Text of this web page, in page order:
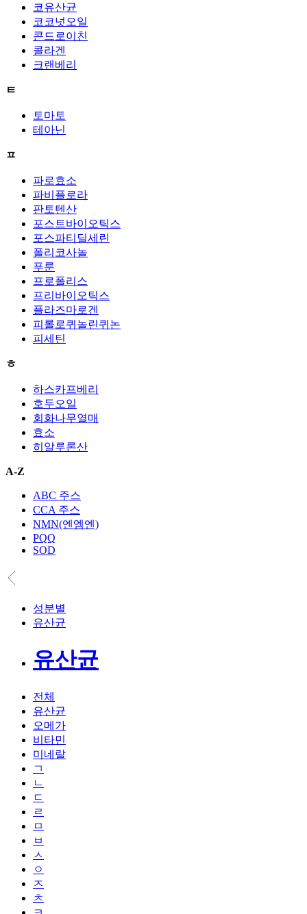
코유산균
코코넛오일
콘드로이친
콜라겐
크랜베리
ㅌ
토마토
테아닌
ㅍ
파로효소
파비플로라
판토텐산
포스트바이오틱스
포스파티딜세린
폴리코사놀
푸룬
프로폴리스
프리바이오틱스
플라즈마로겐
피롤로퀴놀린퀴논
피세틴
ㅎ
하스카프베리
호두오일
회화나무열매
효소
히알루론산
A-Z
ABC 주스
CCA 주스
NMN(엔엠엔)
PQQ
SOD
성분별
유산균
유산균
전체
유산균
오메가
비타민
미네랄
ㄱ
ㄴ
ㄷ
ㄹ
ㅁ
ㅂ
ㅅ
ㅇ
ㅈ
ㅊ